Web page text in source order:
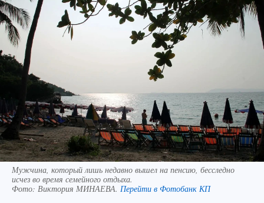
Мужчина, который лишь недавно вышел на пенсию, бесследно
исчез во время семейного отдыха.
Фото: Виктория МИНАЕВА. Перейти в Фотобанк КП